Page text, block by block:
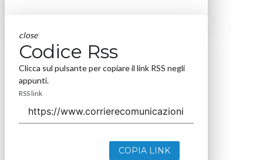
close
Codice Rss
Clicca sul pulsante per copiare il link RSS negli
appunti.
RSS link
COPIA LINK